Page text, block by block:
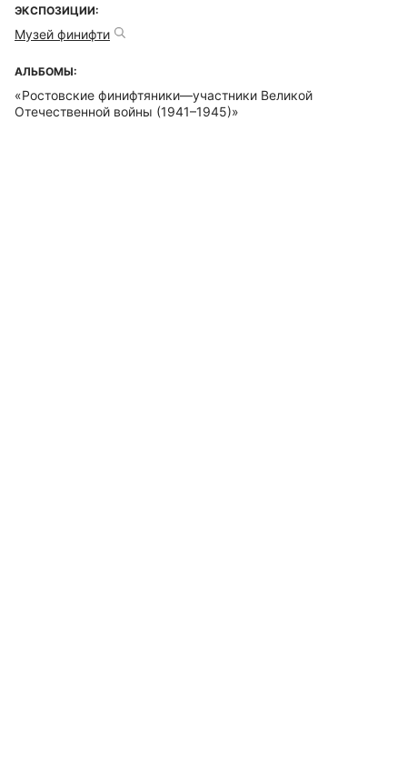
ЭКСПОЗИЦИИ:
Музей финифти
АЛЬБОМЫ:
«Ростовские финифтяники—участники Великой
Отечественной войны (1941–1945)»